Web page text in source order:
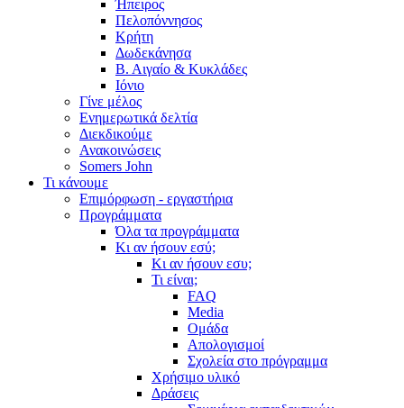
Ήπειρος
Πελοπόννησος
Κρήτη
Δωδεκάνησα
Β. Αιγαίο & Κυκλάδες
Ιόνιο
Γίνε μέλος
Ενημερωτικά δελτία
Διεκδικούμε
Ανακοινώσεις
Somers John
Τι κάνουμε
Επιμόρφωση - εργαστήρια
Προγράμματα
Όλα τα προγράμματα
Κι αν ήσουν εσύ;
Κι αν ήσουν εσυ;
Τι είναι;
FAQ
Media
Ομάδα
Απολογισμοί
Σχολεία στο πρόγραμμα
Χρήσιμο υλικό
Δράσεις